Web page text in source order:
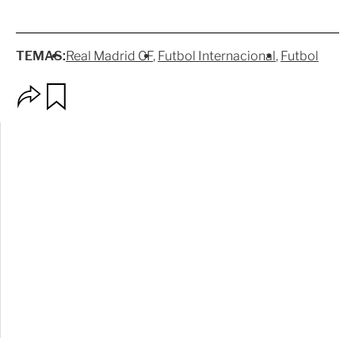
TEMAS: Real Madrid CF Futbol Internacional Futbol